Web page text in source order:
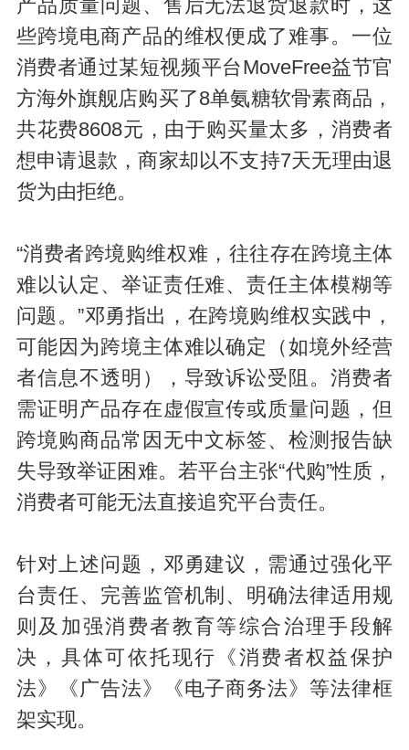
产品质量问题、售后无法退货退款时，这
些跨境电商产品的维权便成了难事。一位
消费者通过某短视频平台MoveFree益节官
方海外旗舰店购买了8单氨糖软骨素商品，
共花费8608元，由于购买量太多，消费者
想申请退款，商家却以不支持7天无理由退
货为由拒绝。
“消费者跨境购维权难，往往存在跨境主体
难以认定、举证责任难、责任主体模糊等
问题。”邓勇指出，在跨境购维权实践中，
可能因为跨境主体难以确定（如境外经营
者信息不透明），导致诉讼受阻。消费者
需证明产品存在虚假宣传或质量问题，但
跨境购商品常因无中文标签、检测报告缺
失导致举证困难。若平台主张“代购”性质，
消费者可能无法直接追究平台责任。
针对上述问题，邓勇建议，需通过强化平
台责任、完善监管机制、明确法律适用规
则及加强消费者教育等综合治理手段解
决，具体可依托现行《消费者权益保护
法》《广告法》《电子商务法》等法律框
架实现。